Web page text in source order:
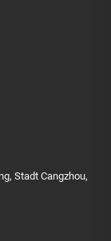
Stadt Cangzhou,